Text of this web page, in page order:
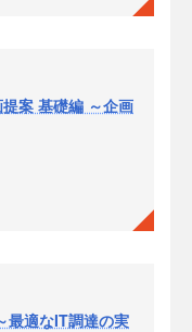
提案 基礎編 ～企画
最適なIT調達の実